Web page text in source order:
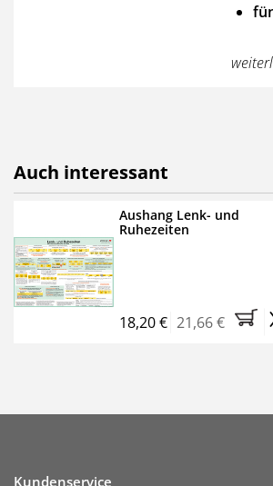
Sie
Auch interessant
Aushang Lenk- und
Ruhezeiten
18,20 € 21,66 €
Kundenservice